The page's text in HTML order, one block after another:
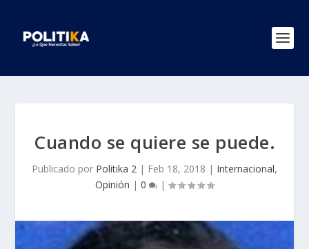
Cuando se quiere se puede.
Publicado por Politika 2 | Feb 18, 2018 | Internacional,
Opinión | 0 |